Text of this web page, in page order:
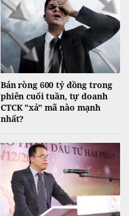
Bán ròng 600 tỷ đồng trong
phiên cuối tuần, tự doanh
CTCK "xả" mã nào mạnh
nhất?